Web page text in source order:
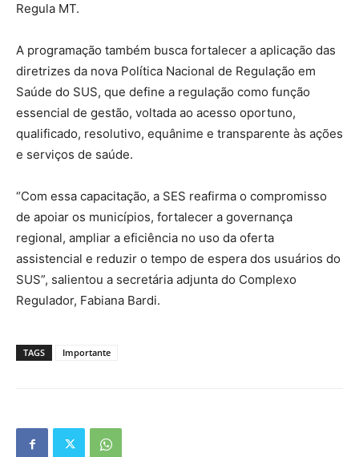
Regula MT.
A programação também busca fortalecer a aplicação das
diretrizes da nova Política Nacional de Regulação em
Saúde do SUS, que define a regulação como função
essencial de gestão, voltada ao acesso oportuno,
qualificado, resolutivo, equânime e transparente às ações
e serviços de saúde.
“Com essa capacitação, a SES reafirma o compromisso
de apoiar os municípios, fortalecer a governança
regional, ampliar a eficiência no uso da oferta
assistencial e reduzir o tempo de espera dos usuários do
SUS”, salientou a secretária adjunta do Complexo
Regulador, Fabiana Bardi.
TAGS Importante